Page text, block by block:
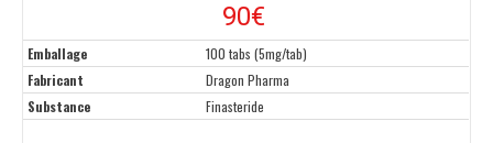
90€
Emballage
100 tabs (5mg/tab)
Fabricant
Dragon Pharma
Substance
Finasteride